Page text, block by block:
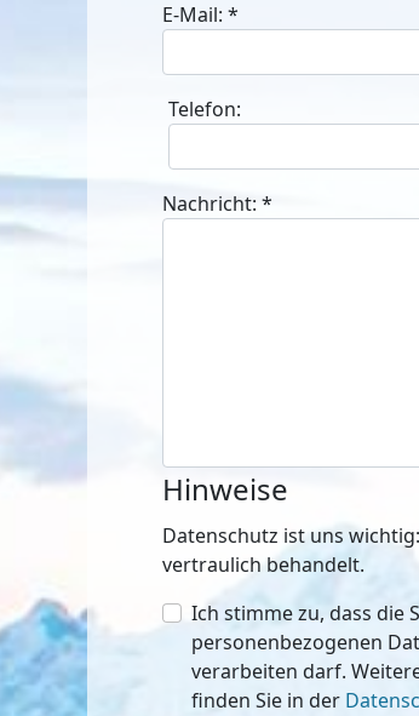
E-Mail: *
Telefon:
Nachricht: *
Hinweise
Datenschutz ist uns
vertraulich behandelt.
Ich stimme zu, dass die
personenbezogenen Daten
verarbeiten darf.
finden Sie in der